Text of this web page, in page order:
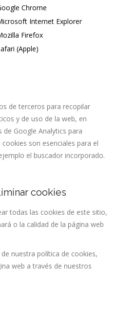
Chrome
Internet Explorer
Firefox
(Apple)
de terceros para recopilar
y de uso de la web, en
Google Analytics para
son esenciales para el
el buscador incorporado.
cookies
todas las cookies de este sitio,
o la calidad de la página web
nuestra política de cookies,
web a través de nuestros